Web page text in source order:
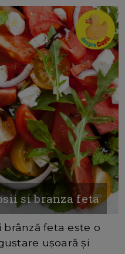
si branza feta
brânză feta este o
ușoară și